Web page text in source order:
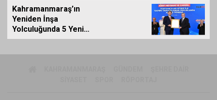
Kahramanmaraş’ın
Yeniden İnşa
Yolculuğunda 5 Yeni
Eser Daha Hizmete